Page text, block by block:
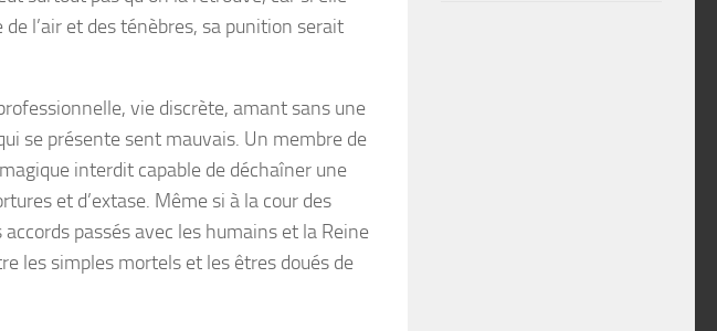
l’air et des ténèbres, sa punition serait
vie discrète, amant sans une
se présente sent mauvais. Un membre de
interdit capable de déchaîner une
et d’extase. Même si à la cour des
passés avec les humains et la Reine
les simples mortels et les êtres doués de